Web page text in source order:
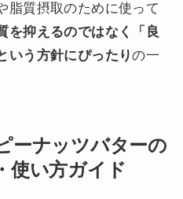
脂質摂取のために使って
を抑えるのではなく「良
いう方針にぴったりの一
ーナッツバターの
使い方ガイド